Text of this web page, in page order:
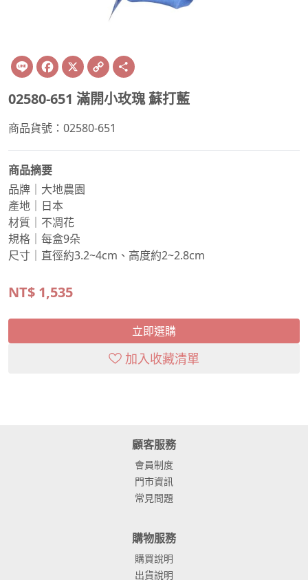
Line Facebook
X Copy
Link
02580-651 滿開小玫瑰 蘇打藍
商品貨號：02580-651
商品摘要
品牌｜大地農園
產地｜日本
材質｜不凋花
規格｜每盒9朵
尺寸｜直徑約3.2~4cm、高度約2~2.8cm
NT$ 1,535
立即選購
加入收藏清單
顧客服務
會員制度
門市資訊
常見問題
購物服務
購買說明
出貨說明